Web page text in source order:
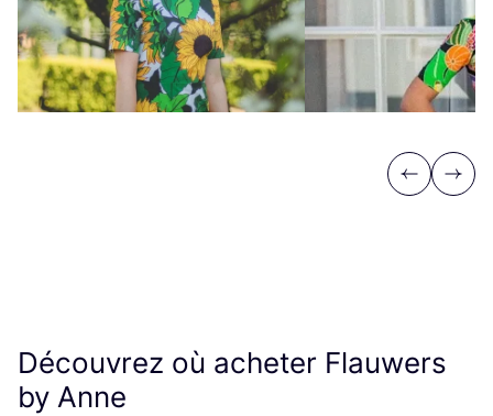
Previous
Next
Découvrez où acheter Flauwers
by Anne